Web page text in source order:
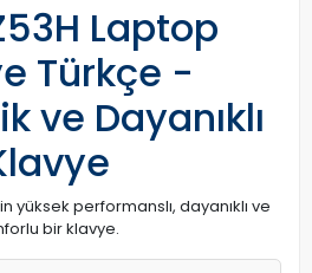
Laptop
Türkçe -
ve Dayanıklı
yüksek performanslı, dayanıklı ve
bir klavye.